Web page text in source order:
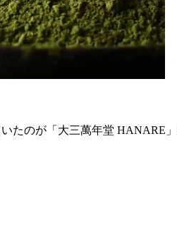
たのが「大三萬年堂 HANARE」